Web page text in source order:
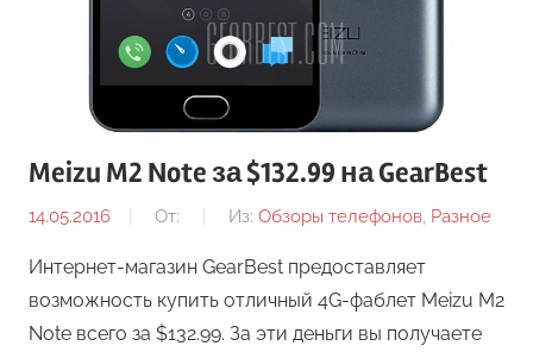
Meizu M2 Note за $132.99 на GearBest
14.05.2016 От: Из: Обзоры телефонов, Разное
Интернет-магазин GearBest предоставляет
возможность купить отличный 4G-фаблет Meizu M2
Note всего за $132.99. За эти деньги вы получаете